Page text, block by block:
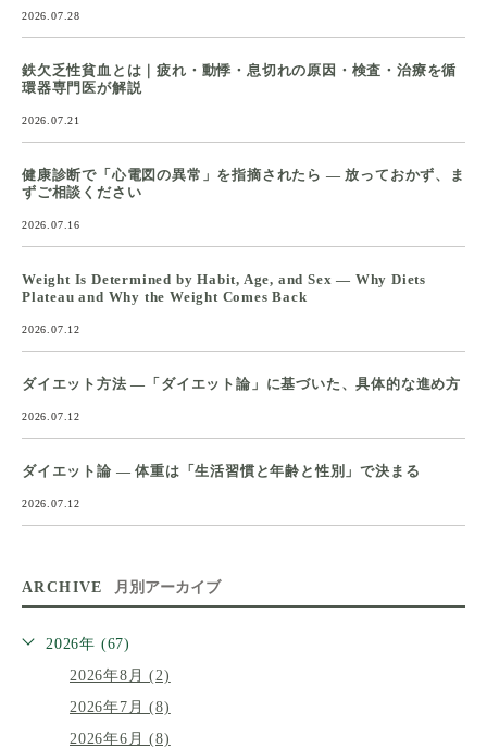
2026.07.28
鉄欠乏性貧血とは｜疲れ・動悸・息切れの原因・検査・治療を循
環器専門医が解説
2026.07.21
健康診断で「心電図の異常」を指摘されたら ― 放っておかず、ま
ずご相談ください
2026.07.16
Weight Is Determined by Habit, Age, and Sex — Why Diets
Plateau and Why the Weight Comes Back
2026.07.12
ダイエット方法 ―「ダイエット論」に基づいた、具体的な進め方
2026.07.12
ダイエット論 ― 体重は「生活習慣と年齢と性別」で決まる
2026.07.12
ARCHIVE 月別アーカイブ
2026年 (67)
2026年8月 (2)
2026年7月 (8)
2026年6月 (8)